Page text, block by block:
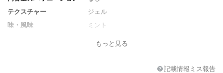
テクスチャー
ジェル
味・風味
ミント
精製水、湿潤剤：ソルビット液、濃グリセ
もっと見る
記載情報ミス報告